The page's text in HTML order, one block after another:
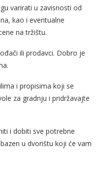
varirati u zavisnosti od
kao i eventualne
na tržištu.
ili prodavci. Dobro je
i propisima koji se
za gradnju i pridržavajte
i dobiti sve potrebne
u dvorištu koji će vam